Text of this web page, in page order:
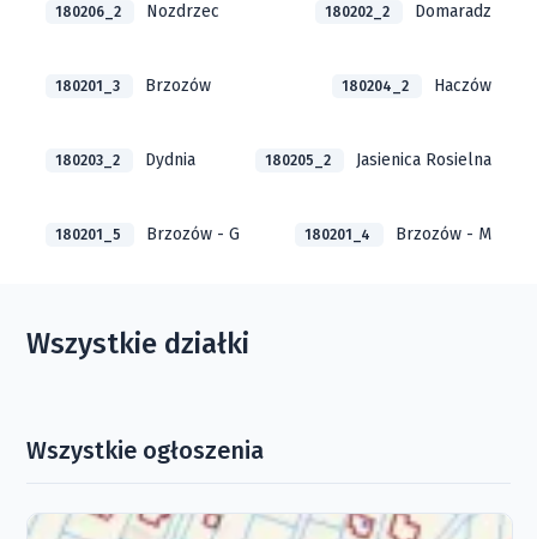
180206_2 Nozdrzec 180202_2 Domaradz
180201_3 Brzozów 180204_2 Haczów
180203_2 Dydnia 180205_2 Jasienica Rosielna
180201_5 Brzozów - G 180201_4 Brzozów - M
Wszystkie działki
Wszystkie ogłoszenia